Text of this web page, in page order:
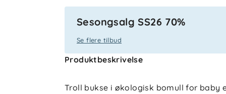
Sesongsalg SS26 70%
Se flere tilbud
Produktbeskrivelse
Troll bukse i økologisk bomull for baby